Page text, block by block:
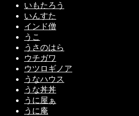
いもたろう
いんすた
インド僧
うこ
うさのはら
ウチガワ
ウツロギノア
うなハウス
うな丼丼
うに屋ぁ
うに庵